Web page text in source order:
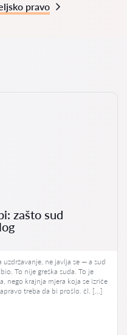
pravo
zašto sud
ne javlja se — a sud
To nije greška suda. To je
nego krajnja mjera koja se izriče
treba da bi prošlo. čl. […]